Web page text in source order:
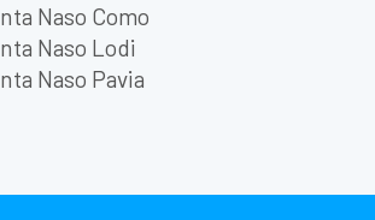
Naso Como
Naso Lodi
Naso Pavia